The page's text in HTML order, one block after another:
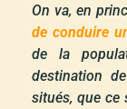
On va, en
de conduire
de la
destination
situés, que ce